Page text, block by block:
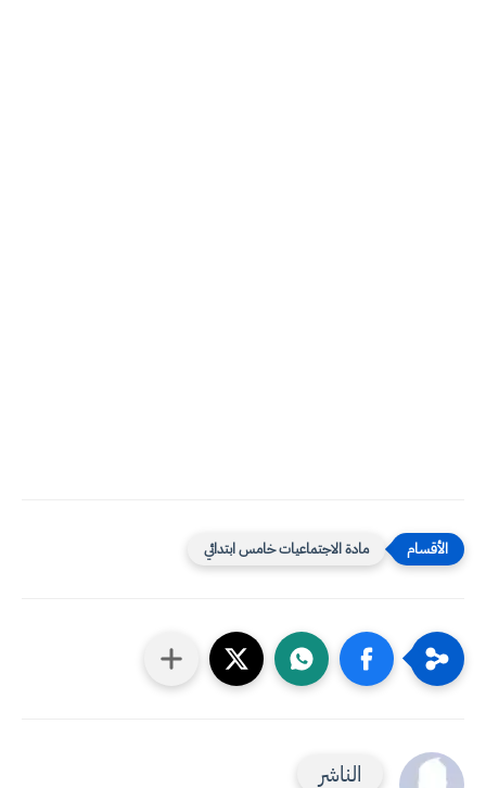
مادة الاجتماعيات خامس ابتدائي
الناشر